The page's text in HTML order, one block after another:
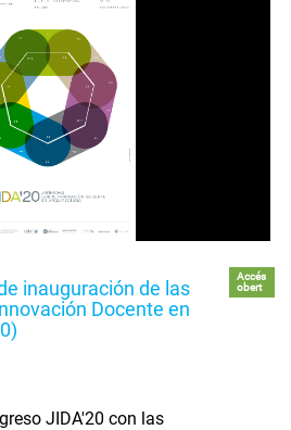
inauguración de las
Docente en
Accés
obert
JIDA'20 con las